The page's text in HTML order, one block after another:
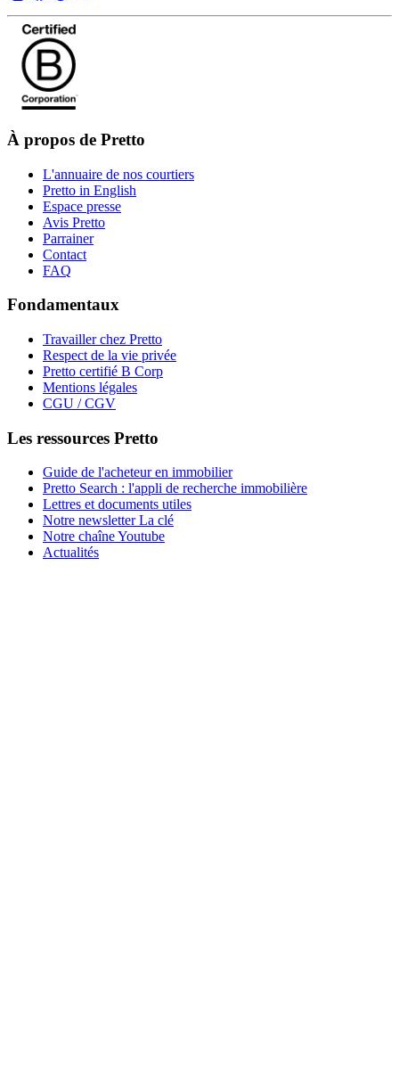
À propos de Pretto
L'annuaire de nos courtiers
Pretto in English
Espace presse
Avis Pretto
Parrainer
Contact
FAQ
Fondamentaux
Travailler chez Pretto
Respect de la vie privée
Pretto certifié B Corp
Mentions légales
CGU / CGV
Les ressources Pretto
Guide de l'acheteur en immobilier
Pretto Search : l'appli de recherche immobilière
Lettres et documents utiles
Notre newsletter La clé
Notre chaîne Youtube
Actualités